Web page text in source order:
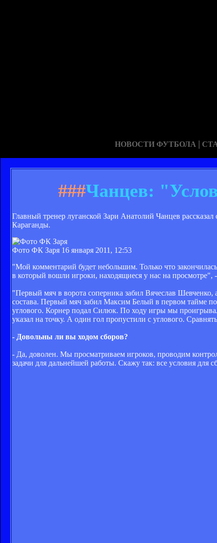
НОВОСТИ ФУТБОЛА |
###Чанцев:
Главный тренер луганской Зари Анатолий Чанцев
Караганды.
Фото ФК Заря 16 января 2011, 12:53
"Мой комментарий будет небольшим. Только что
в который вошли игроки, находящиеся у нас на просмотре",
"Первый мяч в ворота соперника забил Вячеслав Шевченко,
состава. Первый мяч забил Максим Белый в первом тайме
углового. Корнер подал Силюк. По ходу игры мы
указал на точку. А один гол пропустили с углового.
- Довольны ли вы ходом сборов?
- Да, доволен. Мы просматриваем игроков, проводим
задачи для дальнейшей работы. Скажу так: все условия для